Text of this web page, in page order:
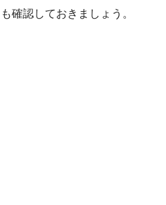
も確認しておきましょう。